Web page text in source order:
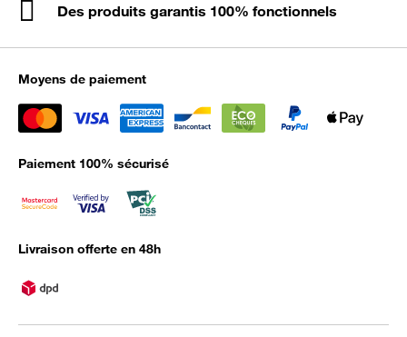
Des produits garantis 100% fonctionnels
Moyens de paiement
Paiement 100% sécurisé
Livraison offerte en 48h